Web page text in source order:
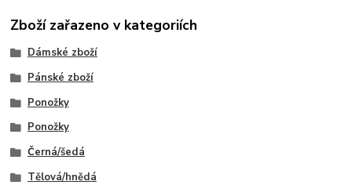
Zboží zařazeno v kategoriích
Dámské zboží
Pánské zboží
Ponožky
Ponožky
Černá/šedá
Tělová/hnědá